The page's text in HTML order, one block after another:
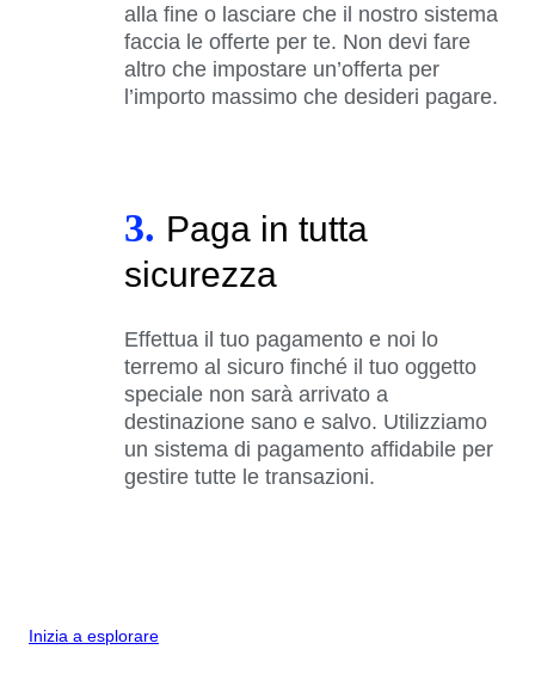
alla fine o lasciare che il nostro sistema
faccia le offerte per te. Non devi fare
altro che impostare un’offerta per
l’importo massimo che desideri pagare.
3. Paga in tutta
sicurezza
Effettua il tuo pagamento e noi lo
terremo al sicuro finché il tuo oggetto
speciale non sarà arrivato a
destinazione sano e salvo. Utilizziamo
un sistema di pagamento affidabile per
gestire tutte le transazioni.
Inizia a esplorare